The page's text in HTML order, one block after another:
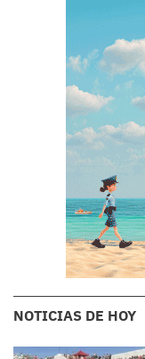
NOTICIAS DE HOY